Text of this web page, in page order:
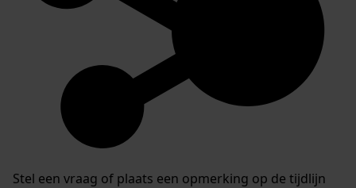
Stel een vraag of plaats een opmerking op de tijdlijn